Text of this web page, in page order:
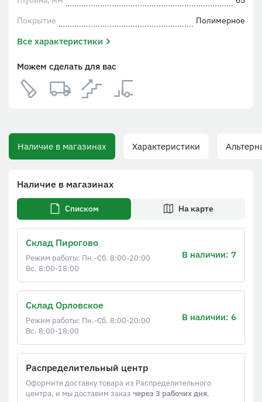
Покрытие
Полимерное
Все характеристики
Можем сделать для вас
Наличие в магазинах Характеристики
Наличие в магазинах
Списком На карте
Склад Пирогово
Режим работы: Пн.-Сб. 8:00-20:00
Вс. 8:00-18:00
В наличии: 7
Склад Орловское
Режим работы: Пн.-Сб. 8:00-20:00
Вс. 8:00-18:00
В наличии: 6
Распределительный центр
Оформите доставку товара из Распределительного
центра, и мы доставим заказ через 3 рабочих дня.